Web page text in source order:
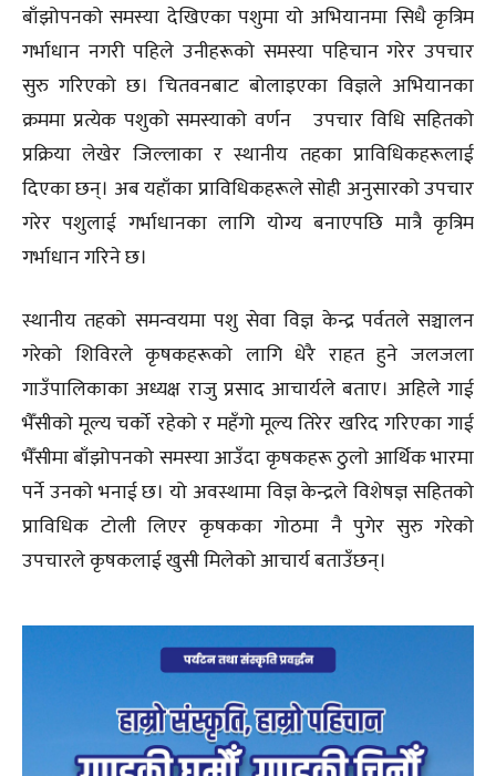
बाँझोपनको समस्या देखिएका पशुमा यो अभियानमा सिधै कृत्रिम
गर्भाधान नगरी पहिले उनीहरूको समस्या पहिचान गरेर उपचार
सुरु गरिएको छ। चितवनबाट बोलाइएका विज्ञले अभियानका
क्रममा प्रत्येक पशुको समस्याको वर्णन उपचार विधि सहितको
प्रक्रिया लेखेर जिल्लाका र स्थानीय तहका प्राविधिकहरूलाई
दिएका छन्। अब यहाँका प्राविधिकहरूले सोही अनुसारको उपचार
गरेर पशुलाई गर्भाधानका लागि योग्य बनाएपछि मात्रै कृत्रिम
गर्भाधान गरिने छ।
स्थानीय तहको समन्वयमा पशु सेवा विज्ञ केन्द्र पर्वतले सञ्चालन
गरेको शिविरले कृषकहरूको लागि धेरै राहत हुने जलजला
गाउँपालिकाका अध्यक्ष राजु प्रसाद आचार्यले बताए। अहिले गाई
भैँसीको मूल्य चर्को रहेको र महँगो मूल्य तिरेर खरिद गरिएका गाई
भैँसीमा बाँझोपनको समस्या आउँदा कृषकहरू ठुलो आर्थिक भारमा
पर्ने उनको भनाई छ। यो अवस्थामा विज्ञ केन्द्रले विशेषज्ञ सहितको
प्राविधिक टोली लिएर कृषकका गोठमा नै पुगेर सुरु गरेको
उपचारले कृषकलाई खुसी मिलेको आचार्य बताउँछन्।